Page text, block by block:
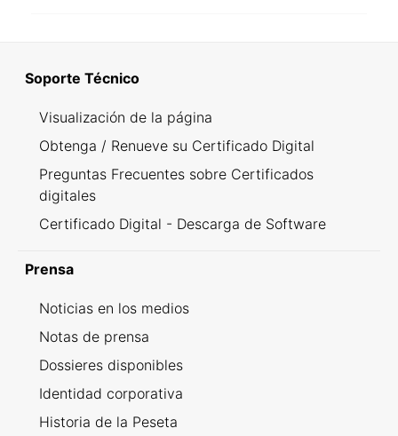
Soporte Técnico
Visualización de la página
Obtenga / Renueve su Certificado Digital
Preguntas Frecuentes sobre Certificados
digitales
Certificado Digital - Descarga de Software
Prensa
Noticias en los medios
Notas de prensa
Dossieres disponibles
Identidad corporativa
Historia de la Peseta